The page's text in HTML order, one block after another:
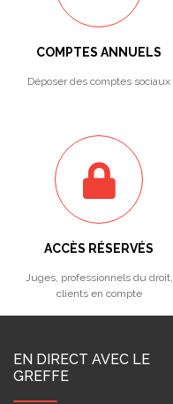
COMPTES ANNUELS
Déposer des comptes sociaux
ACCÈS RÉSERVÉS
Juges, professionnels du droit,
clients en compte
EN DIRECT AVEC LE
GREFFE